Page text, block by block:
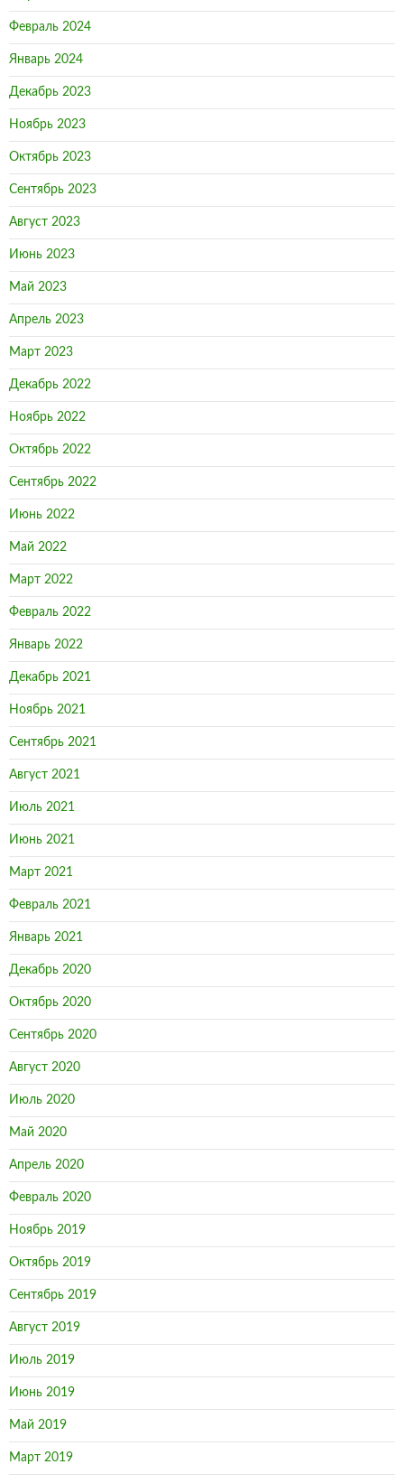
Февраль 2024
Январь 2024
Декабрь 2023
Ноябрь 2023
Октябрь 2023
Сентябрь 2023
Август 2023
Июнь 2023
Май 2023
Апрель 2023
Март 2023
Декабрь 2022
Ноябрь 2022
Октябрь 2022
Сентябрь 2022
Июнь 2022
Май 2022
Март 2022
Февраль 2022
Январь 2022
Декабрь 2021
Ноябрь 2021
Сентябрь 2021
Август 2021
Июль 2021
Июнь 2021
Март 2021
Февраль 2021
Январь 2021
Декабрь 2020
Октябрь 2020
Сентябрь 2020
Август 2020
Июль 2020
Май 2020
Апрель 2020
Февраль 2020
Ноябрь 2019
Октябрь 2019
Сентябрь 2019
Август 2019
Июль 2019
Июнь 2019
Май 2019
Март 2019